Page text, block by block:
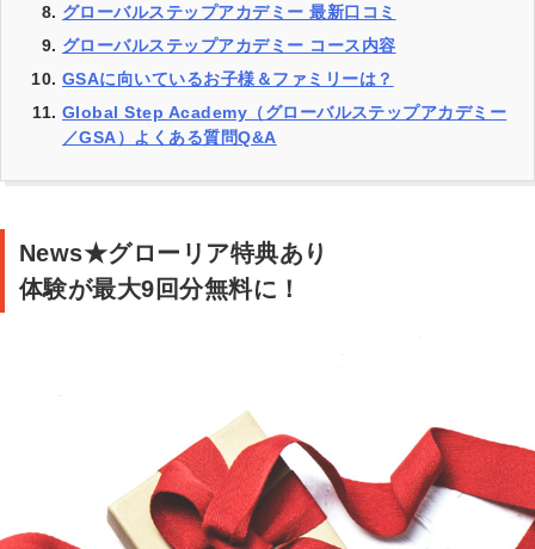
グローバルステップアカデミー 最新口コミ
グローバルステップアカデミー コース内容
GSAに向いているお子様＆ファミリーは？
Global Step Academy（グローバルステップアカデミー
／GSA）よくある質問Q&A
グ
ー
News★グローリア特典あり
体験が最大9回分無料に！